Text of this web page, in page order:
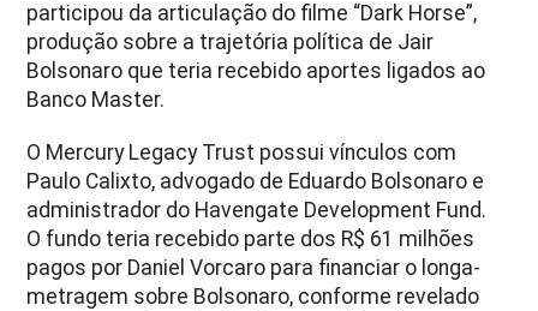
participou da articulação do filme “Dark Horse”,
produção sobre a trajetória política de Jair
Bolsonaro que teria recebido aportes ligados ao
Banco Master.
O Mercury Legacy Trust possui vínculos com
Paulo Calixto, advogado de Eduardo Bolsonaro e
administrador do Havengate Development Fund.
O fundo teria recebido parte dos R$ 61 milhões
pagos por Daniel Vorcaro para financiar o longa-
metragem sobre Bolsonaro, conforme revelado